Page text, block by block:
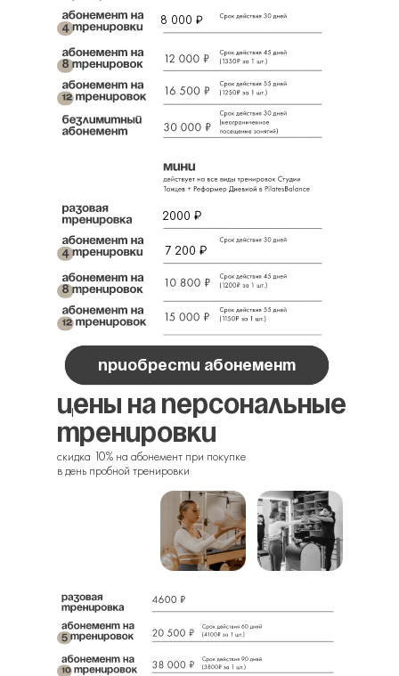
Цены на ПЕРСОНАЛЬНЫЕ
тренировки
скидка 10% на абонемент при покупке
в день пробной тренировки
приобрести абонемент
2000 ₽
8 000 ₽
7 200 ₽